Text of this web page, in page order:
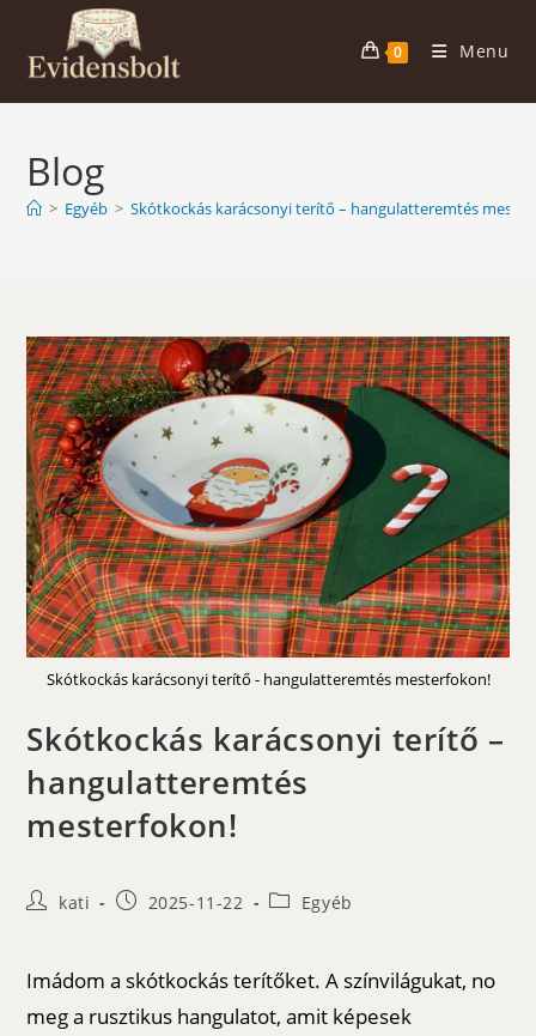
content
0 Menu
Blog
> Egyéb > Skótkockás karácsonyi terítő – hangulatteremtés
Skótkockás karácsonyi terítő - hangulatteremtés mesterfokon!
Skótkockás karácsonyi terítő –
hangulatteremtés
mesterfokon!
Postkati
Post2025-11-22
PostEgyéb
Imádom a skótkockás terítőket. A színvilágukat, no
meg a rusztikus hangulatot, amit képesek